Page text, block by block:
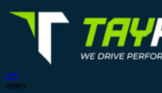
হোম
সমাধান